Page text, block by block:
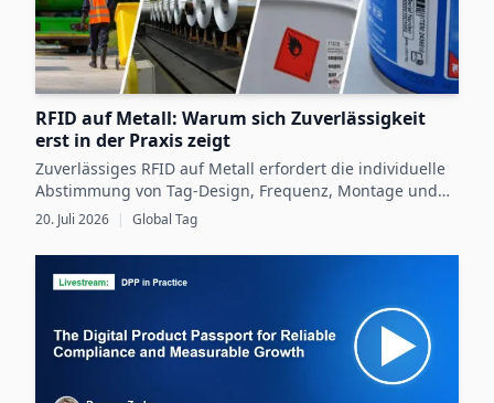
RFID auf Metall: Warum sich Zuverlässigkeit
erst in der Praxis zeigt
Zuverlässiges RFID auf Metall erfordert die individuelle
Abstimmung von Tag-Design, Frequenz, Montage und
Betriebsbedingungen sowie eine gründliche Validierung
im praktischen Einsatz.
20. Juli 2026 | Global Tag